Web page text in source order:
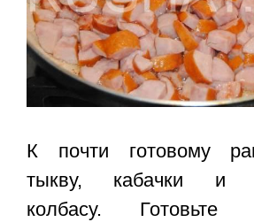
К почти готовому
тыкву, кабачки и
колбасу.